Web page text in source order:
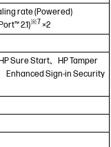
rate (Powered)
2.1)※7 ×2
Sure Start、HP Tamper
Enhanced Sign-in Security